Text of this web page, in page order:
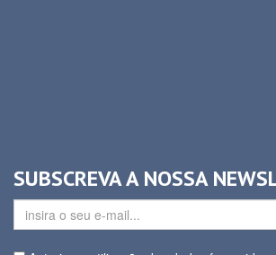
SUBSCREVA A NOSSA